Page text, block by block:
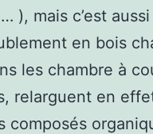
), mais c’est
en bois
les chambre à
relarguent en
composés